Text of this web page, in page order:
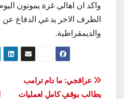
واكد ان اهالي غزة يموتون
الطرف الاخر يدعي الدفاع عن
والديمقراطية.
تصفّح
عراقجي: ما دام ترامب
يطالب بوقفٍ كاملٍ لعمليات